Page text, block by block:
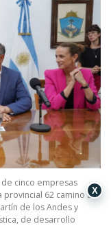
cinco empresas
62 camino al
de los Andes y
de desarrollo
X